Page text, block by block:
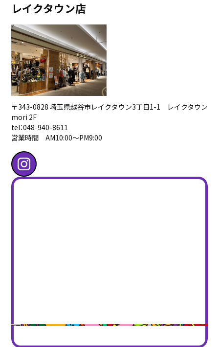
レイクタウン店
〒343-0828 埼玉県越谷市レイクタウン3丁目1-1 レイクタウン
mori 2F
tel：048-940-8611
営業時間 AM10:00〜PM9:00